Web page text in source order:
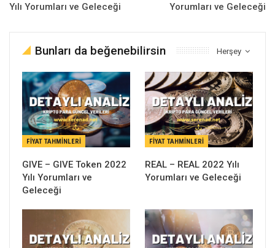
Yılı Yorumları ve Geleceği
Yorumları ve Geleceği
Herşey
Bunları da beğenebilirsin
FIYAT TAHMINLERI
GIVE – GIVE Token 2022
Yılı Yorumları ve
Geleceği
FIYAT TAHMINLERI
REAL – REAL 2022 Yılı
Yorumları ve Geleceği